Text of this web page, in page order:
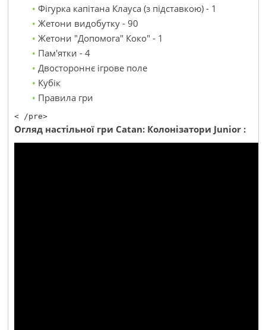
Фігурка капітана Клауса (з підставкою) - 1
Жетони видобутку - 90
Жетони "Допомога" Коко" - 1
Пам'ятки - 4
Двостороннє ігрове поле
Кубік
Правила гри
< /pre>
Огляд настільної гри Catan: Колонізатори Junior :